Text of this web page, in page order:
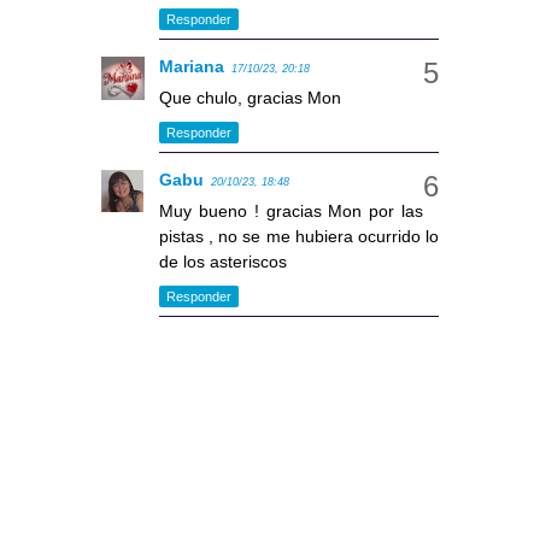
Responder
Mariana 17/10/23, 20:18
Que chulo, gracias Mon
Responder
Gabu 20/10/23, 18:48
Muy bueno ! gracias Mon por las
pistas , no se me hubiera ocurrido lo
de los asteriscos
Responder